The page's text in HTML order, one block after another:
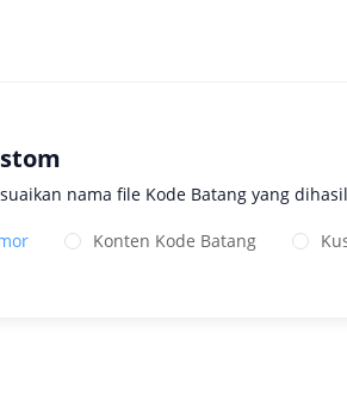
nama file Kode Batang yang
Konten Kode Batang